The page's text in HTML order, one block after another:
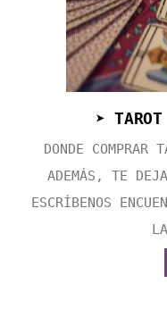
➤
DONDE
ADEMÁS, TE
ESCRÍBENOS